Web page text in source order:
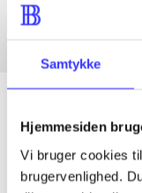
Samtykke
Hjemmesiden
Vi bruger cookies
brugervenlighed.
Artikler
Alle registrerede